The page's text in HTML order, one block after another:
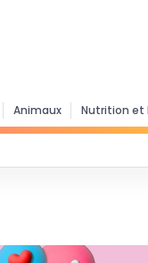
Animaux Nutrition et